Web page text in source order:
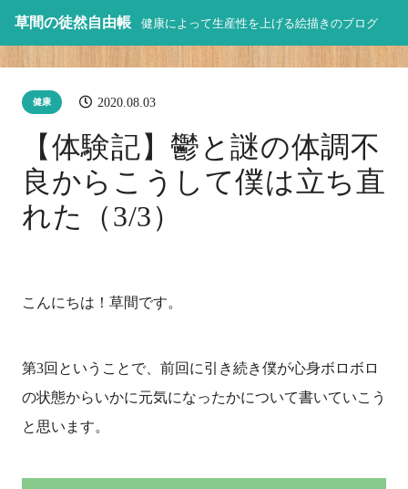
草間の徒然自由帳 健康によって生産性を上げる絵描きのブログ
健康 2020.08.03
【体験記】鬱と謎の体調不
良からこうして僕は立ち直
れた（3/3）
こんにちは！草間です。
第3回ということで、前回に引き続き僕が心身ボロボロ
の状態からいかに元気になったかについて書いていこう
と思います。